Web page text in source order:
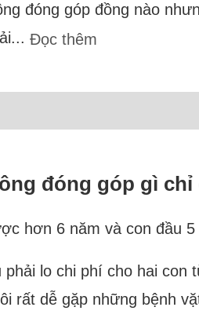
đóng góp đồng nào
Đọc thêm
đóng góp gì chỉ
hơn 6 năm và con đầu
lo chi phí cho hai
rất dễ gặp những bệnh